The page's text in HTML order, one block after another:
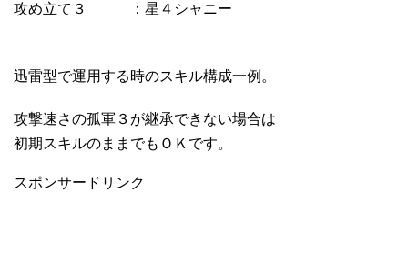
攻め立て３ ：星４シャニー
迅雷型で運用する時のスキル構成一例。
攻撃速さの孤軍３が継承できない場合は
初期スキルのままでもＯＫです。
スポンサードリンク